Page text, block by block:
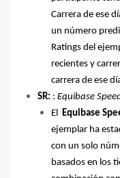
Carrera de ese
un número
Ratings del
recientes y
carrera de ese
SR: : Equibase
El
Equibase
ejemplar ha
con un solo
basados en los